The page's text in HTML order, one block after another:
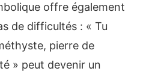
offre également
de difficultés : « Tu
pierre de
» peut devenir un